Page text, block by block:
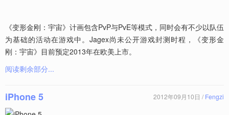
《变形金刚：宇宙》计画包含PvP与PvE等模式，同时会有不少以队伍
为基础的活动在游戏中。Jagex尚未公开游戏封测时程，《变形金
刚：宇宙》目前预定2013年在欧美上市。
阅读剩余部分...
iPhone 5 2012年09月10日 / Fengzi